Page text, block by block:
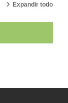
Expandir todo